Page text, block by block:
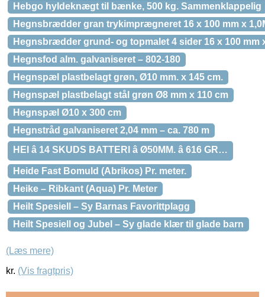
Hebgo hyldeknægt til bænke, 500 kg. Sammenklappelig
Hegnsbrædder gran trykimprægneret 16 x 100 mm x
Hegnsbrædder grund- og topmalet 4 sider 16 x 100 mm
Hegnsfod alm. galvaniseret – 802-180
Hegnspæl plastbelagt grøn, Ø10 mm. x 145 cm.
Hegnspæl plastbelagt stål grøn Ø8 mm x 110 cm
Hegnspæl Ø10 x 300 cm
Hegnstråd galvaniseret 2,04 mm – ca. 780 m
HEI â 14 SKUDS BATTERI â Ø50MM. â 616 GR…
Heide Fast Bomuld (Abrikos) Pr. meter.
Heike – Ribkant (Aqua) Pr. Meter
Heilt Spesiell – Sy Barnas Favorittplagg
Heilt Spesiell og Jubel – Sy glade klær til glade barn
(Læs mere)
kr. (Vis fragtpris)